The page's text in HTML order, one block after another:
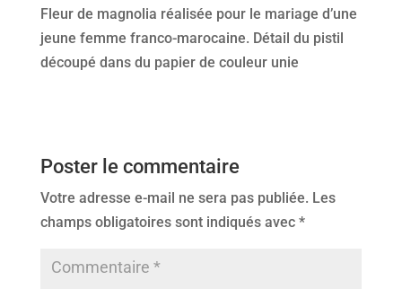
Fleur de magnolia réalisée pour le mariage d’une
jeune femme franco-marocaine. Détail du pistil
découpé dans du papier de couleur unie
Poster le commentaire
Votre adresse e-mail ne sera pas publiée. Les
champs obligatoires sont indiqués avec *